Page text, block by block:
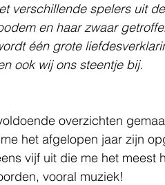
verschillende spelers uit
en haar zwaar
één grote
ook wij ons steentje bij.
overzichten
het afgelopen jaar zijn
vijf uit die me het
vooral muziek!